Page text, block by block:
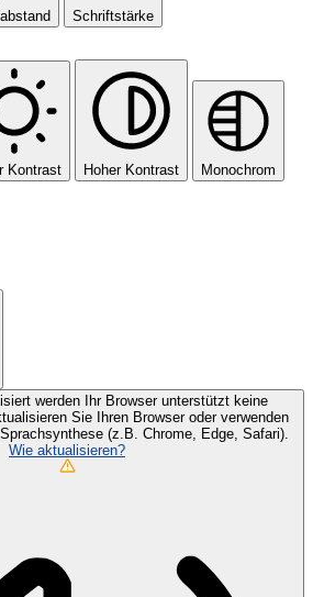
Schriftstärke
Kontrast Hoher Kontrast Monochrom
werden Ihr Browser unterstützt keine
Sie Ihren Browser oder verwenden
(z.B. Chrome, Edge, Safari).
Wie aktualisieren?